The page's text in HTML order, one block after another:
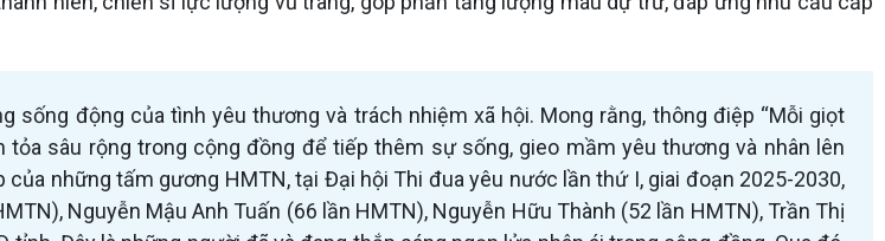
sống động của tình yêu thương và trách nhiệm xã hội. Mong rằng, thông điệp “Mỗi giọt
sâu rộng trong cộng đồng để tiếp thêm sự sống, gieo mầm yêu thương và nhân lên
những tấm gương HMTN, tại Đại hội Thi đua yêu nước lần thứ I, giai đoạn 2025-2030,
Nguyễn Mậu Anh Tuấn (66 lần HMTN), Nguyễn Hữu Thành (52 lần HMTN), Trần Thị